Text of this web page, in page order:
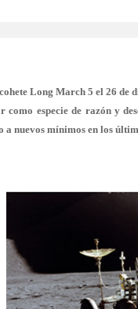
Long March 5 el 26
especie de razón y
nuevos mínimos en los